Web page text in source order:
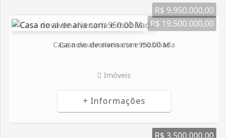
R$ 9.950.000,00
Casa de alvenaria com 950.00 M
Imóveis
+ Informações